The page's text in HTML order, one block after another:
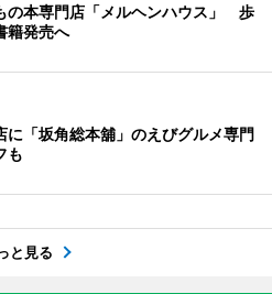
の本専門店「メルヘンハウス」 歩
籍発売へ
に「坂角総本舖」のえびグルメ専門
も
と見る